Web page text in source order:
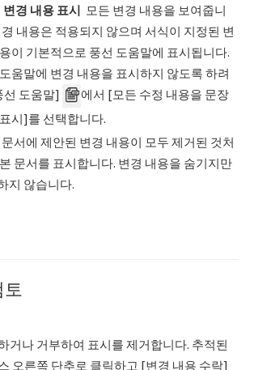
변경 내용 표시 모든 변경 내용을 보여줍니
내용은 적용되지 않으며 서식이 지정된 변
이 기본적으로 풍선 도움말에 표시됩니다.
움말에 변경 내용을 표시하지 않도록 하려
선 도움말]
에서 [모든 수정 내용을 문장
시]를 선택합니다.
문서에 제안된 변경 내용이 모두 제거된 것처
문서를 표시합니다. 변경 내용을 숨기지만
지 않습니다.
거나 거부하여 표시를 제거합니다. 추적된
오른쪽 단추로 클릭하고 [변경 내용 수락]